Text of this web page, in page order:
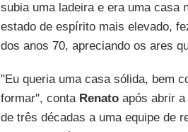
subia uma ladeira e era uma casa
estado de espírito mais elevado,
dos anos 70, apreciando os ares
"Eu queria uma casa sólida, bem
formar", conta Renato após abrir
de três décadas a uma equipe de